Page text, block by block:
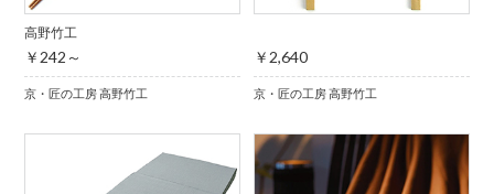
高野竹工
￥242～
京・匠の工房 高野竹工
￥2,640
京・匠の工房 高野竹工